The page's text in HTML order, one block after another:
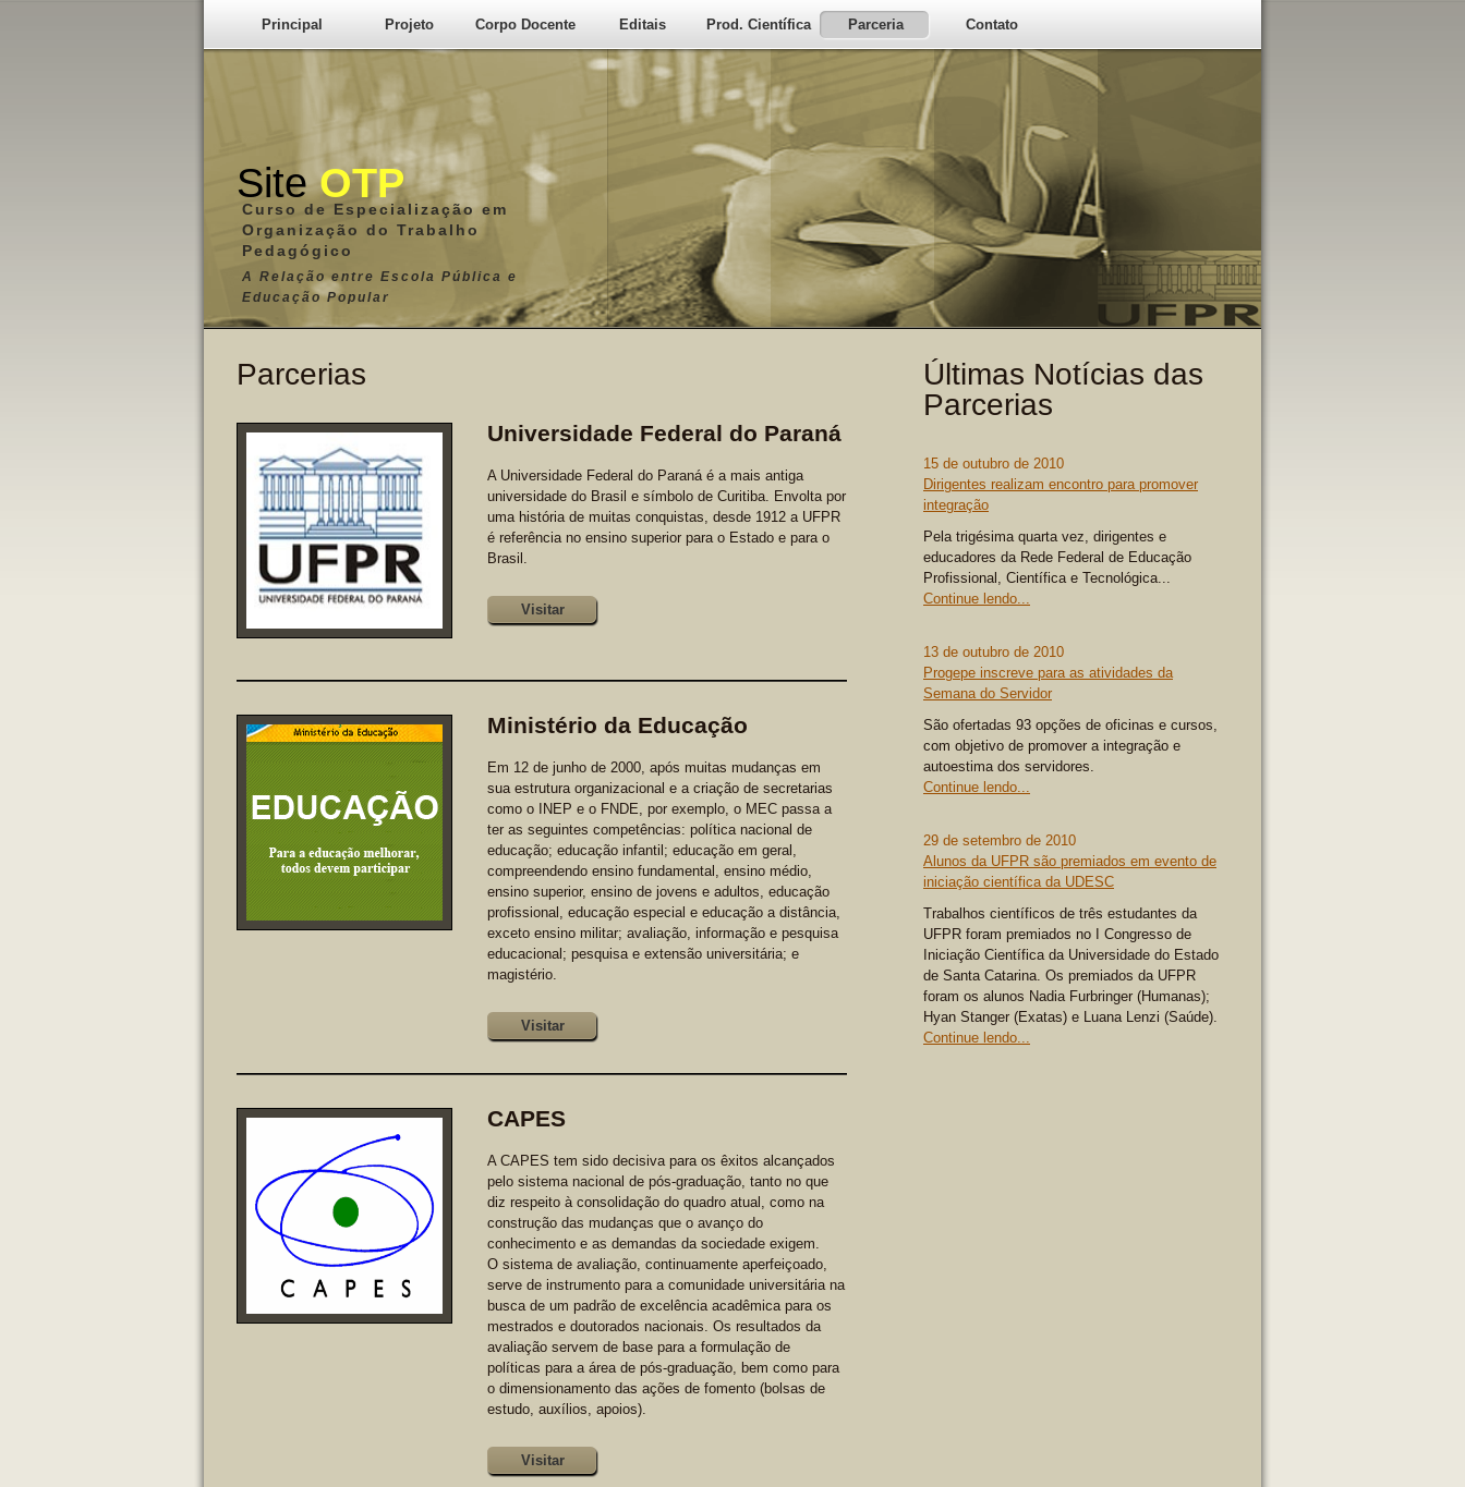
Principal Projeto Corpo Docente Editais Prod. Científica Parceria Contato
SiteOTP
Curso de Especialização em
Organização do Trabalho
Pedagógico
A Relação entre Escola Pública e
Educação Popular
Parcerias
Universidade Federal do Paraná
A Universidade Federal do Paraná é a mais antiga
universidade do Brasil e símbolo de Curitiba. Envolta por
uma história de muitas conquistas, desde 1912 a UFPR
é referência no ensino superior para o Estado e para o
Brasil.
Visitar
Ministério da Educação
Em 12 de junho de 2000, após muitas mudanças em
sua estrutura organizacional e a criação de secretarias
como o INEP e o FNDE, por exemplo, o MEC passa a
ter as seguintes competências: política nacional de
educação; educação infantil; educação em geral,
compreendendo ensino fundamental, ensino médio,
ensino superior, ensino de jovens e adultos, educação
profissional, educação especial e educação a distância,
exceto ensino militar; avaliação, informação e pesquisa
educacional; pesquisa e extensão universitária; e
magistério.
Visitar
CAPES
A CAPES tem sido decisiva para os êxitos alcançados
pelo sistema nacional de pós-graduação, tanto no que
diz respeito à consolidação do quadro atual, como na
construção das mudanças que o avanço do
conhecimento e as demandas da sociedade exigem.
O sistema de avaliação, continuamente aperfeiçoado,
serve de instrumento para a comunidade universitária na
busca de um padrão de excelência acadêmica para os
mestrados e doutorados nacionais. Os resultados da
avaliação servem de base para a formulação de
políticas para a área de pós-graduação, bem como para
o dimensionamento das ações de fomento (bolsas de
estudo, auxílios, apoios).
Visitar
Últimas Notícias das
Parcerias
15 de outubro de 2010
Dirigentes realizam encontro para promover
integração
Pela trigésima quarta vez, dirigentes e
educadores da Rede Federal de Educação
Profissional, Científica e Tecnológica...
Continue lendo...
13 de outubro de 2010
Progepe inscreve para as atividades da
Semana do Servidor
São ofertadas 93 opções de oficinas e cursos,
com objetivo de promover a integração e
autoestima dos servidores.
Continue lendo...
29 de setembro de 2010
Alunos da UFPR são premiados em evento de
iniciação científica da UDESC
Trabalhos científicos de três estudantes da
UFPR foram premiados no I Congresso de
Iniciação Científica da Universidade do Estado
de Santa Catarina. Os premiados da UFPR
foram os alunos Nadia Furbringer (Humanas);
Hyan Stanger (Exatas) e Luana Lenzi (Saúde).
Continue lendo...